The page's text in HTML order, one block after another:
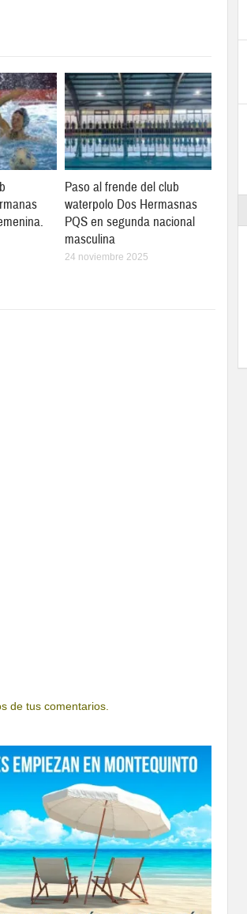
Paso al frende del club
waterpolo Dos Hermasnas
PQS en segunda nacional
masculina
24 noviembre 2025
de tus comentarios.